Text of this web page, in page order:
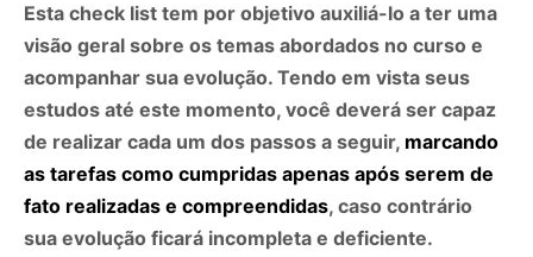
Esta check list tem por objetivo auxiliá-lo a ter uma
visão geral sobre os temas abordados no curso e
acompanhar sua evolução. Tendo em vista seus
estudos até este momento, você deverá ser capaz
de realizar cada um dos passos a seguir, marcando
as tarefas como cumpridas apenas após serem de
fato realizadas e compreendidas, caso contrário
sua evolução ficará incompleta e deficiente.